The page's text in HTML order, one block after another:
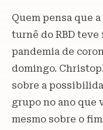
Quem pensa que
turnê do RBD teve
pandemia de
domingo.
sobre a
grupo no ano que
mesmo sobre o